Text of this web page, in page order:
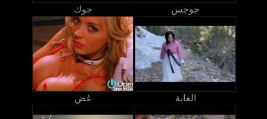
جوك جوجس
غض الغابة